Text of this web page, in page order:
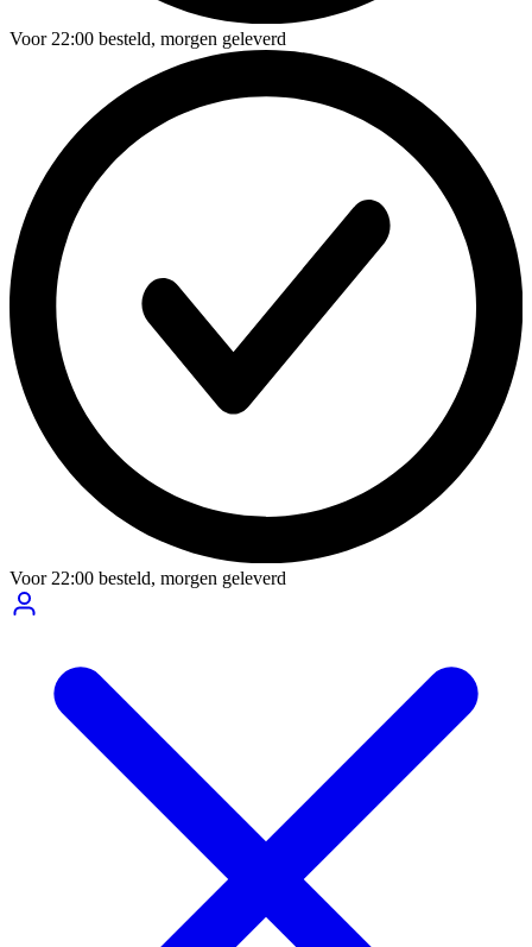
Voor22:00 besteld, morgen geleverd
Voor22:00 besteld, morgen geleverd